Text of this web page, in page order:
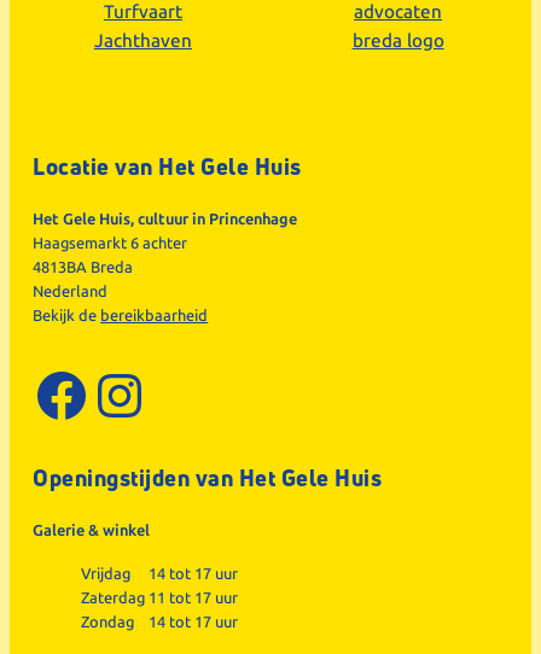
Locatie van Het Gele Huis
Het Gele Huis, cultuur in Princenhage
Haagsemarkt 6 achter
4813BA Breda
Nederland
Bekijk de bereikbaarheid
Facebook
Instagram
Openingstijden van Het Gele Huis
Galerie & winkel
Vrijdag
14 tot 17 uur
Zaterdag 11 tot 17 uur
Zondag
14 tot 17 uur